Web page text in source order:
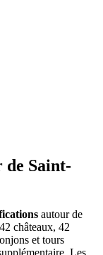
de Saint-
autour de
châteaux, 42
et tours